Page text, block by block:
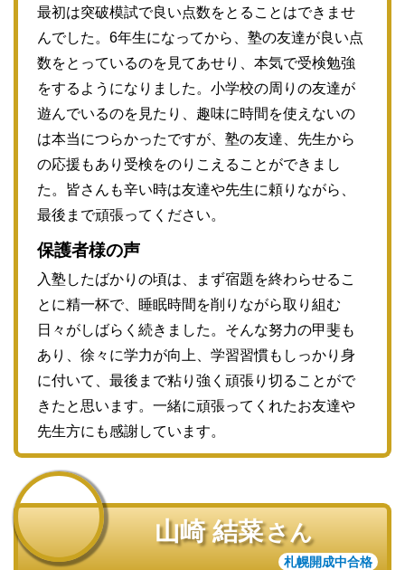
最初は突破模試で良い点数をとることはできませ
んでした。6年生になってから、塾の友達が良い点
数をとっているのを見てあせり、本気で受検勉強
をするようになりました。小学校の周りの友達が
遊んでいるのを見たり、趣味に時間を使えないの
は本当につらかったですが、塾の友達、先生から
の応援もあり受検をのりこえることができまし
た。皆さんも辛い時は友達や先生に頼りながら、
最後まで頑張ってください。
保護者様の声
入塾したばかりの頃は、まず宿題を終わらせるこ
とに精一杯で、睡眠時間を削りながら取り組む
日々がしばらく続きました。そんな努力の甲斐も
あり、徐々に学力が向上、学習習慣もしっかり身
に付いて、最後まで粘り強く頑張り切ることがで
きたと思います。一緒に頑張ってくれたお友達や
先生方にも感謝しています。
山崎 結菜さん
札幌開成中合格